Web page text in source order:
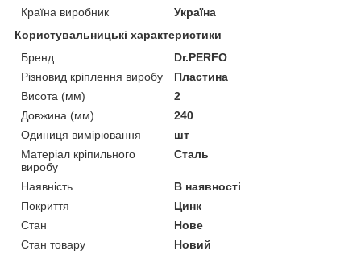
Країна виробник
Україна
Користувальницькі характеристики
Бренд
Dr.PERFO
Різновид кріплення виробу
Пластина
Висота (мм)
2
Довжина (мм)
240
Одиниця вимірювання
шт
Матеріал кріпильного
виробу
Сталь
Наявність
В наявності
Покриття
Цинк
Стан
Нове
Стан товару
Новий